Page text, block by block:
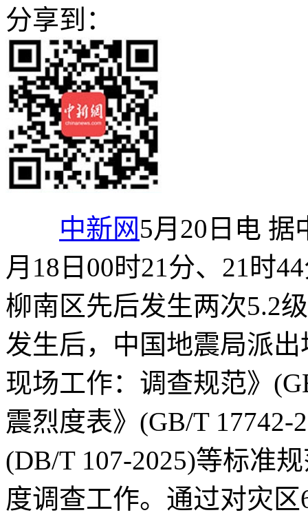
分享到：
中新网5月20日电 据
月18日00时21分、21时
柳南区先后发生两次5.2
发生后，中国地震局派
现场工作：调查规范》
震烈度表》(GB/T
(DB/T 107-2025)等标准
度调查工作。通过对灾